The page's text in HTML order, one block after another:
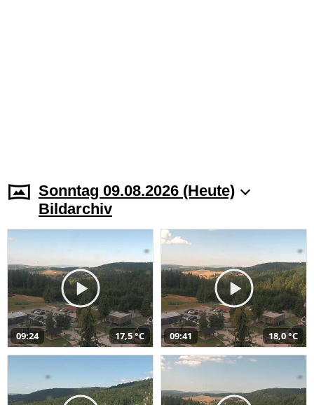
Sonntag 09.08.2026 (Heute)
Bildarchiv
09:24 17,5 °C 09:41 18,0 °C